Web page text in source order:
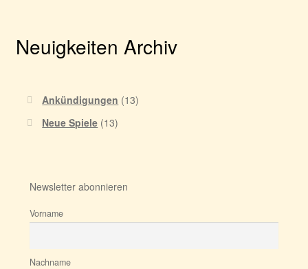
Neuigkeiten Archiv
Ankündigungen (13)
Neue Spiele (13)
Newsletter abonnieren
Vorname
Nachname